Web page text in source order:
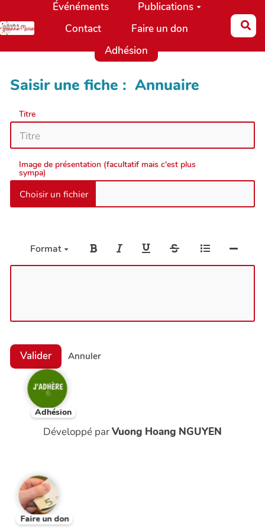
Aller au contenu principal
Événéments
Publications
Contact
Faire un don
Adhésion
Saisir une fiche : Annuaire
Titre
Image de présentation (facultatif mais c'est plus
sympa)
Format
Valider Annuler
Développé parVuong Hoang NGUYEN
Adhésion
Faire un don